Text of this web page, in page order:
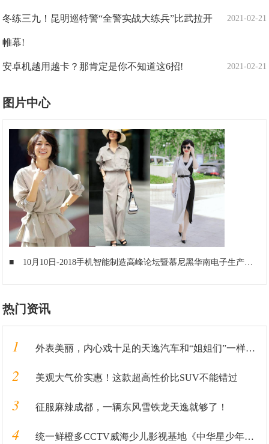
2021-02-21
冬练三九！昆明巡特警“全警实战大练兵”比武拉开
帷幕!
2021-02-21
安卓机越用越卡？那肯定是你不知道这6招!
图片中心
■ 10月10日-2018手机智能制造高峰论坛暨慕尼黑华南电子生产设备展!
热门资讯
1 外表美丽，内心戏十足的天逸汽车和“姐姐们”一样，靠实力圈粉
2 美观大气价实惠！这款超高性价比SUV不能错过
3 征服麻辣成都，一辆东风雪铁龙天逸就够了！
4 统一鲜橙多CCTV威海少儿影视基地《中华星少年》火热报名中